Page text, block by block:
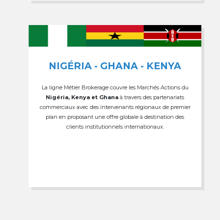
NIGÉRIA - GHANA - KENYA
La ligne Métier Brokerage couvre les Marchés Actions du
Nigéria, Kenya et Ghana à travers des partenariats
commerciaux avec des intervenants régionaux de premier
plan en proposant une offre globale à destination des
clients institutionnels internationaux.